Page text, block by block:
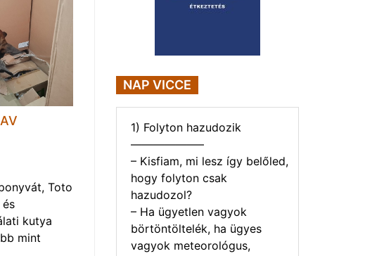
Toto
kutya
mint
NAP VICCE
1) Folyton hazudozik
——————–
– Kisfiam, mi lesz így belőled,
hogy folyton csak
hazudozol?
– Ha ügyetlen vagyok
börtöntöltelék, ha ügyes
vagyok meteorológus,